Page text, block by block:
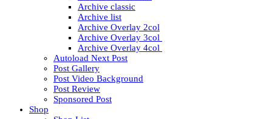
Archive classic
Archive list
Archive Overlay 2col
Archive Overlay 3col
Archive Overlay 4col
Autoload Next Post
Post Gallery
Post Video Background
Post Review
Sponsored Post
Shop